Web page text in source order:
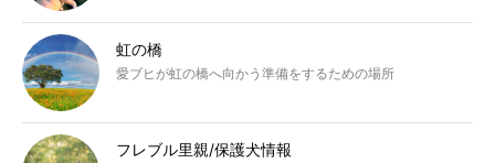
虹の橋
愛ブヒが虹の橋へ向かう準備をするための場所
フレブル里親/保護犬情報